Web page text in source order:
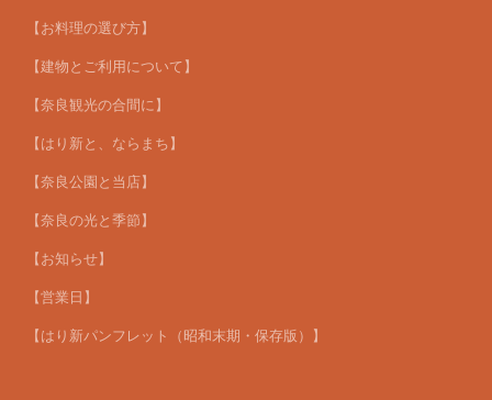
【お料理の選び方】
【建物とご利用について】
【奈良観光の合間に】
【はり新と、ならまち】
【奈良公園と当店】
【奈良の光と季節】
【お知らせ】
【営業日】
【はり新パンフレット（昭和末期・保存版）】